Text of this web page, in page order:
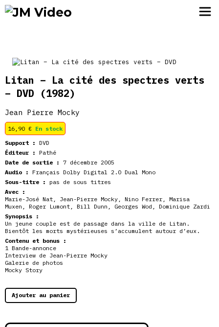
Litan – La cité des spectres verts
– DVD (1982)
Jean Pierre Mocky
16,90 € En stock
Support : DVD
Éditeur : Pathé
Date de sortie : 7 décembre 2005
Audio : Français Dolby Digital 2.0 Dual Mono
Sous-titre : pas de sous titres
Avec :
Marie-José Nat , Jean-Pierre Mocky , Nino Ferrer , Marisa
Muxen , Roger Lumont , Bill Dunn , Georges Wod , Dominique Zardi
Synopsis :
Un jeune couple est de passage dans la ville de Litan.
Bientôt les morts mystérieuses s’accumulent autour d’eux.
Contenu et bonus :
1 Bande-annonce
Interview de Jean-Pierre Mocky
Galerie de photos
Mocky Story
Ajouter au panier